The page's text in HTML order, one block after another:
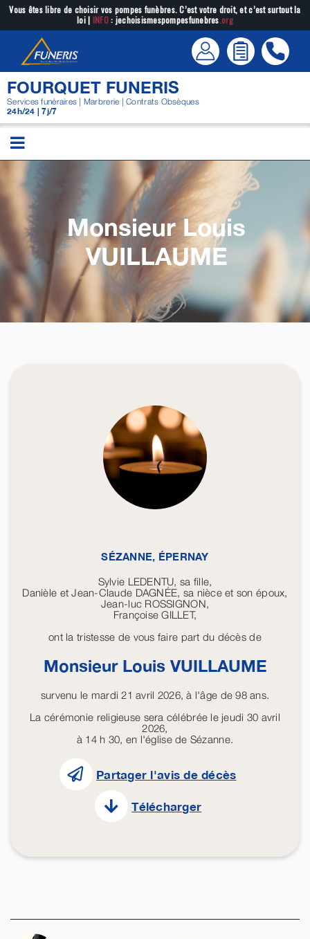
Passer
contenu
Vous êtes libre de choisir vos pompes funèbres. C’est votre droit, et c’est surtout la
loi | INFO: jechoisismespompesfunebres.org
FOURQUET FUNERIS
Services funéraires | Marbrerie | Contrats Obsèques
24h/24 | 7j/7
Monsieur Louis
VUILLAUME
SÉZANNE, ÉPERNAY
Sylvie LEDENTU, sa fille,
Danièle et Jean-Claude DAGNÉE, sa nièce et son époux,
Jean-luc ROSSIGNON,
Françoise GILLET,
ont la tristesse de vous faire part du décès de
Monsieur Louis VUILLAUME
survenu le mardi 21 avril 2026, à l'âge de 98 ans.
La cérémonie religieuse sera célébrée le jeudi 30 avril
2026,
à 14 h 30, en l'église de Sézanne.
Partager l'avis de décès
Télécharger